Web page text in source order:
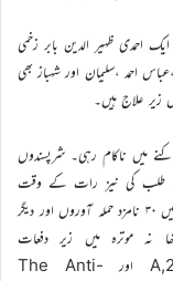
احمدی ظہیر الدین بابر زخمی
احمد ،سلیمان اور شہباز بھی
زیر علاج ہیں۔
میں ناکام رہی۔ شرپسندوں
طلب کی نیز رات کے وقت
DPOنے آکر موقع ملاحظہ کیا۔ جس کے بعد پولیس کی مدعیت میں ۳۰ نامزد حملہ آوروں اور دیگر
شرپسندوں کے خلاف زیر نمبر 1552/25 تھا نہ موترہ میں زیر دفعات
395,353,436,153-A,295-A,324,184, ،149 اور The Anti-